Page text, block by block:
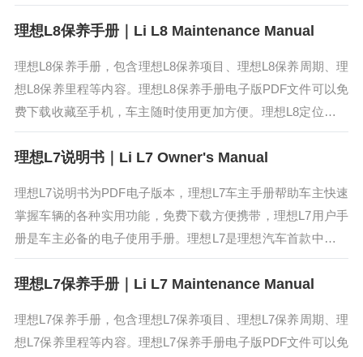
内部采用6座布局，继续搭载增程式混动系统，CLTC工况综合
续航里程...
理想L8保养手册｜Li L8 Maintenance Manual
理想L8保养手册，包含理想L8保养项目、理想L8保养周期、理
想L8保养里程等内容。理想L8保养手册电子版PDF文件可以免
费下载收藏至手机，车主随时使用更加方便。理想L8定位豪华
中大型SUV，内部采用6座布局，继续搭载增程式混动系统，C
LTC...
理想L7说明书｜Li L7 Owner's Manual
理想L7说明书为PDF电子版本，理想L7车主手册帮助车主快速
掌握车辆的各种实用功能，免费下载方便携带，理想L7用户手
册是车主必备的电子使用手册。理想L7是理想汽车首款中大型
五座旗舰SUV，采用了理想汽车全新的四驱增程电动系统，CL
TC综合续...
理想L7保养手册｜Li L7 Maintenance Manual
理想L7保养手册，包含理想L7保养项目、理想L7保养周期、理
想L7保养里程等内容。理想L7保养手册电子版PDF文件可以免